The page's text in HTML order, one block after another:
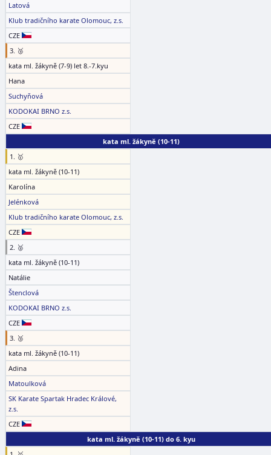
Latová
Klub tradičního karate Olomouc, z.s.
CZE
3. 🥉
kata ml. žákyně (7-9) let 8.-7.kyu
Hana
Suchyňová
KODOKAI BRNO z.s.
CZE
kata ml. žákyně (10-11)
1. 🥇
kata ml. žákyně (10-11)
Karolína
Jelénková
Klub tradičního karate Olomouc, z.s.
CZE
2. 🥈
kata ml. žákyně (10-11)
Natálie
Štenclová
KODOKAI BRNO z.s.
CZE
3. 🥉
kata ml. žákyně (10-11)
Adina
Matoulková
SK Karate Spartak Hradec Králové,
z.s.
CZE
kata ml. žákyně (10-11) do 6. kyu